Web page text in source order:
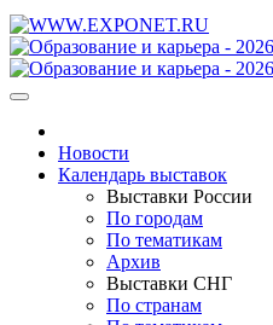
Новости
Календарь выставок
Выставки России
По городам
По тематикам
Архив
Выставки СНГ
По странам